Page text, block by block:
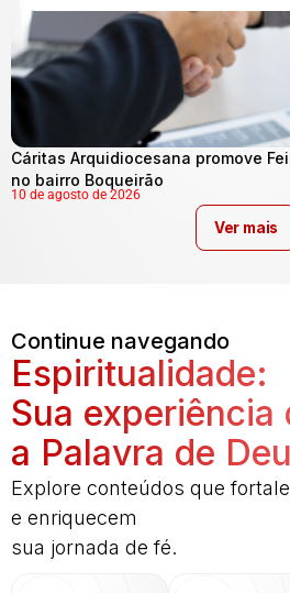
Cáritas Arquidiocesana promove
no bairro Boqueirão
10 de agosto de 2026
Ver mais
Continue navegando
Espiritualidade:
Sua experiência
a Palavra de
Explore conteúdos que
e enriquecem
sua jornada de fé.